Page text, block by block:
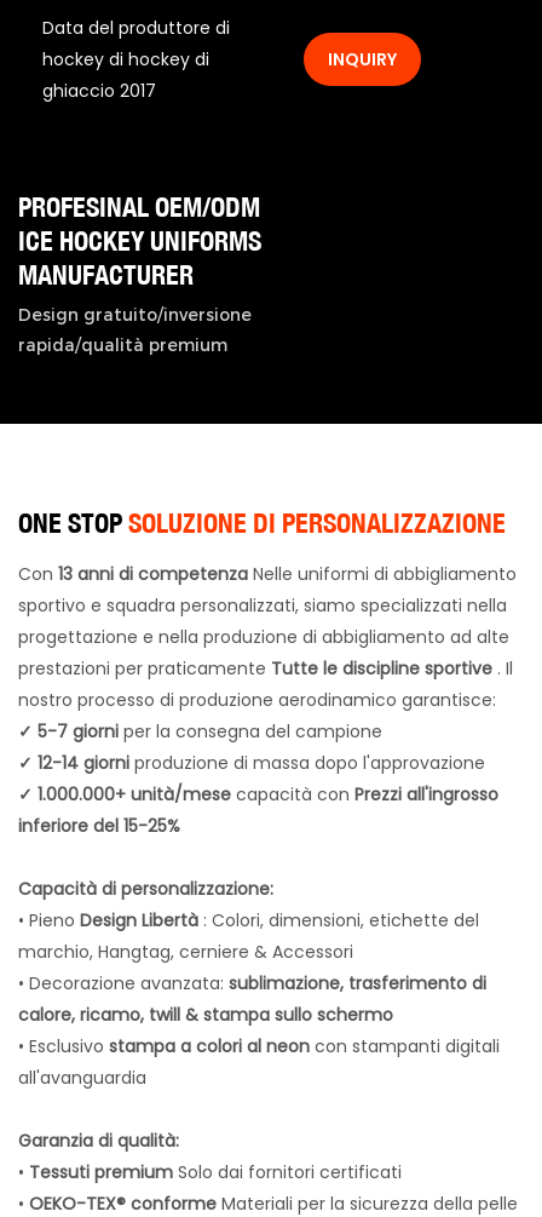
Data del produttore di
hockey di hockey di
ghiaccio 2017
INQUIRY
PROFESINAL OEM/ODM
ICE HOCKEY UNIFORMS
MANUFACTURER
Design gratuito/inversione
rapida/qualità premium
ONE STOPSOLUZIONE DI PERSONALIZZAZIONE
Con 13 anni di competenza Nelle uniformi di abbigliamento
sportivo e squadra personalizzati, siamo specializzati nella
progettazione e nella produzione di abbigliamento ad alte
prestazioni per praticamente Tutte le discipline sportive . Il
nostro processo di produzione aerodinamico garantisce:
✓ 5-7 giorni per la consegna del campione
✓ 12-14 giorni produzione di massa dopo l'approvazione
✓ 1.000.000+ unità/mese capacità con Prezzi all'ingrosso
inferiore del 15-25%
Capacità di personalizzazione:
• Pieno Design Libertà : Colori, dimensioni, etichette del
marchio, Hangtag, cerniere & Accessori
• Decorazione avanzata: sublimazione, trasferimento di
calore, ricamo, twill & stampa sullo schermo
• Esclusivo stampa a colori al neon con stampanti digitali
all'avanguardia
Garanzia di qualità:
• Tessuti premium Solo dai fornitori certificati
• OEKO-TEX® conforme Materiali per la sicurezza della pelle